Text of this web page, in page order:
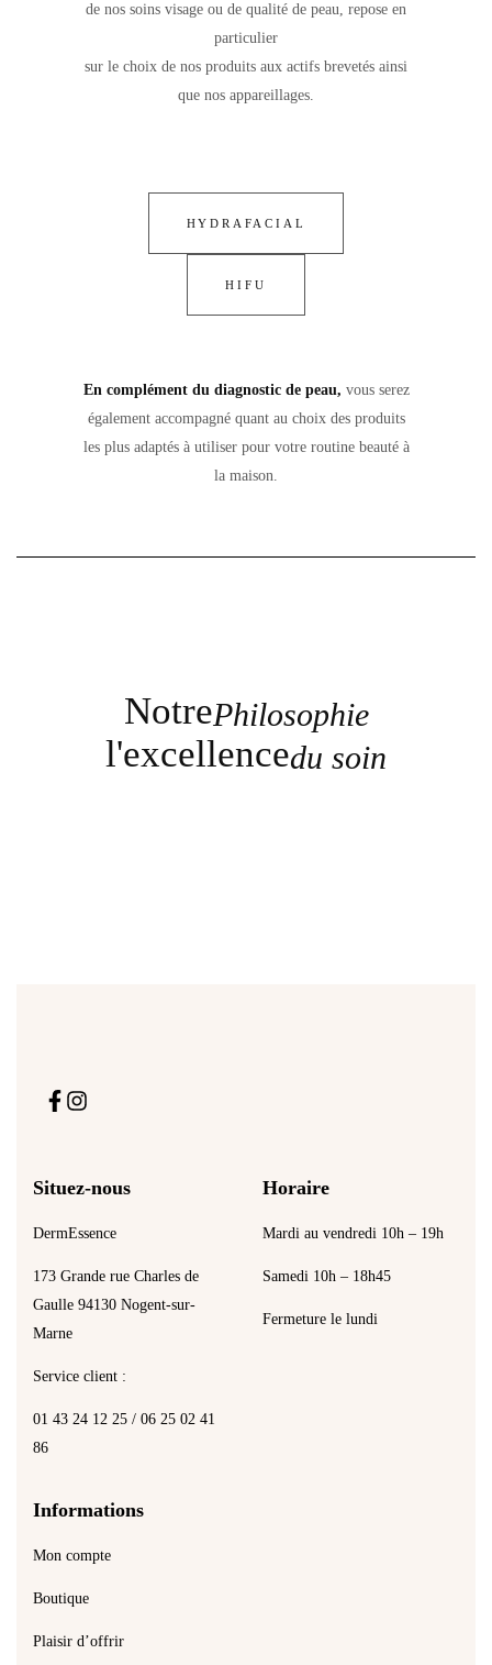
de nos soins visage ou de qualité de peau, repose en
particulier
sur le choix de nos produits aux actifs brevetés ainsi
que nos appareillages.
HYDRAFACIAL
HIFU
En complément du diagnostic de peau, vous serez
également accompagné quant au choix des produits
les plus adaptés à utiliser pour votre routine beauté à
la maison.
NotrePhilosophie
l'excellencedu soin
Situez-nous
DermEssence
173 Grande rue Charles de
Gaulle 94130 Nogent-sur-
Marne
Service client :
01 43 24 12 25 / 06 25 02 41
86
Horaire
Mardi au vendredi 10h – 19h
Samedi 10h – 18h45
Fermeture le lundi
Informations
Mon compte
Boutique
Plaisir d’offrir